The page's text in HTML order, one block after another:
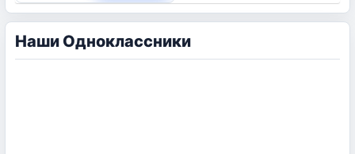
Наши Одноклассники